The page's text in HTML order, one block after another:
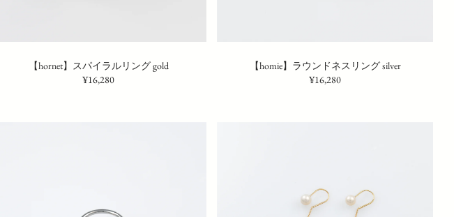
【hornet】スパイラルリング gold
¥16,280
【homie】ラウンドネスリング silver
¥16,280